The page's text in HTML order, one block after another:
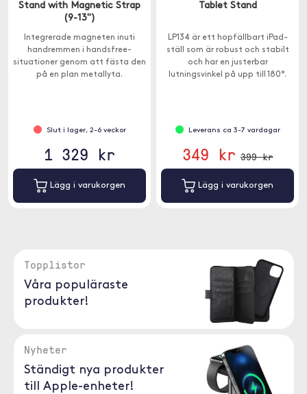
Stand with Magnetic Strap
(9-13")
Integrerade magneten inuti
handremmen i handsfree-
situationer genom att fästa den
på en plan metallyta.
Slut i lager, 2-6 veckor
1 329 kr
Lägg i varukorgen
Tablet Stand
LP134 är ett hopfällbart iPad-
ställ som är robust och stabilt
och har en justerbar
lutningsvinkel på upp till 180°.
Leverans ca 3-7 vardagar
349 kr 399 kr
Lägg i varukorgen
Topplistor
Våra populäraste
produkter!
Nyheter
Ständigt nya produkter
till Apple-enheter!